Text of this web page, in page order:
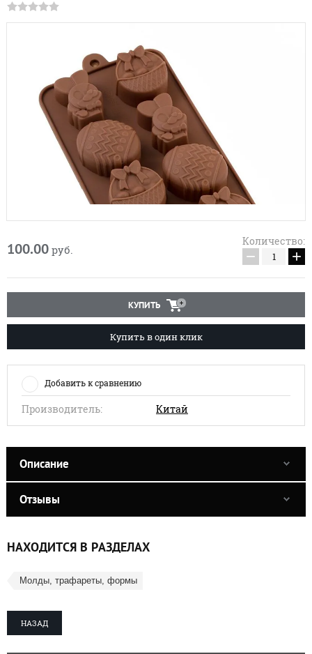
100.00 руб.
Количество:
− +
КУПИТЬ
Купить в один клик
Добавить к сравнению
Производитель: Китай
Описание
Отзывы
НАХОДИТСЯ В РАЗДЕЛАХ
Молды, трафареты, формы
НАЗАД